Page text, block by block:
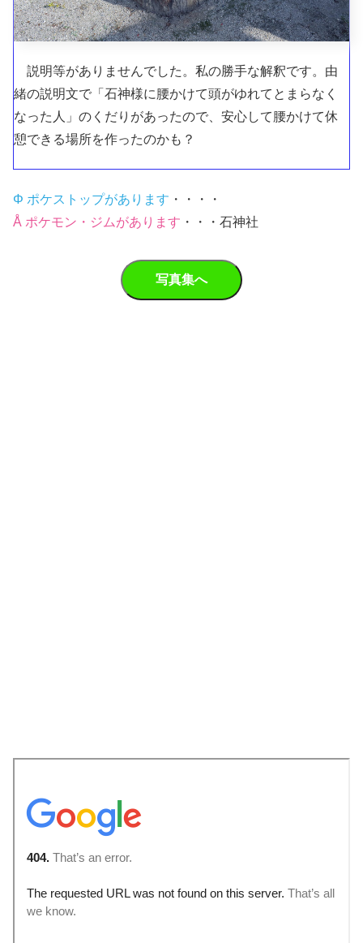
説明等がありませんでした。私の勝手な解釈です。由
緒の説明文で「石神様に腰かけて頭がゆれてとまらなく
なった人」のくだりがあったので、安心して腰かけて休
憩できる場所を作ったのかも？
Φ ポケストップがあります ・・・・
Å ポケモン・ジムがあります ・・・石神社